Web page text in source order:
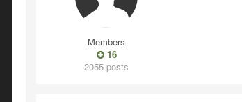
Members
16
2055 posts